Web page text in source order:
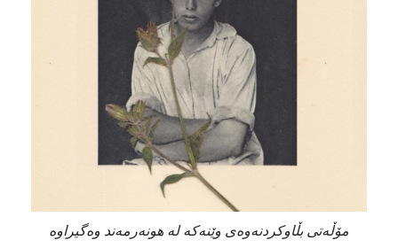
مۆڵەتی بڵاوکردنەوەی وێنەکە لە هونەرمەند وەگیراوە